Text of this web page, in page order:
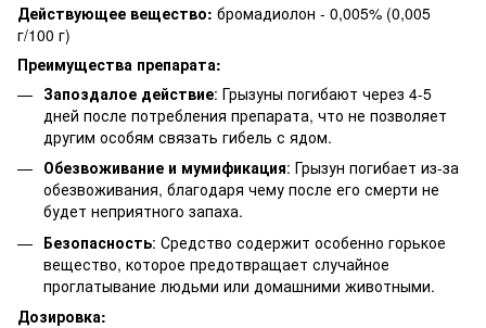
Действующее вещество: бромадиолон - 0,005% (0,005
г/100 г)
Преимущества препарата:
Запоздалое действие: Грызуны погибают через 4-5
дней после потребления препарата, что не позволяет
другим особям связать гибель с ядом.
Обезвоживание и мумификация: Грызун погибает из-за
обезвоживания, благодаря чему после его смерти не
будет неприятного запаха.
Безопасность: Средство содержит особенно горькое
вещество, которое предотвращает случайное
проглатывание людьми или домашними животными.
Дозировка: